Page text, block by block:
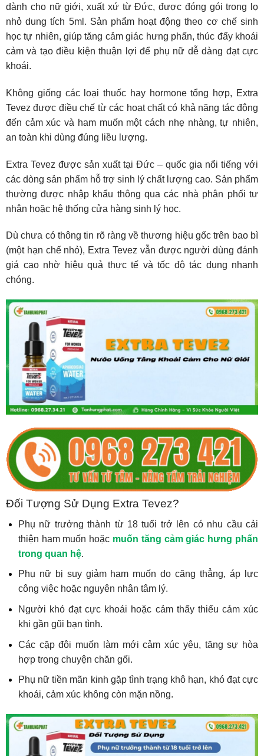
dành cho nữ giới, xuất xứ từ Đức, được đóng gói trong lọ
nhỏ dung tích 5ml. Sản phẩm hoạt động theo cơ chế sinh
học tự nhiên, giúp tăng cảm giác hưng phấn, thúc đẩy khoái
cảm và tạo điều kiện thuận lợi để phụ nữ dễ dàng đạt cực
khoái.
Không giống các loại thuốc hay hormone tổng hợp, Extra
Tevez được điều chế từ các hoạt chất có khả năng tác động
đến cảm xúc và ham muốn một cách nhẹ nhàng, tự nhiên,
an toàn khi dùng đúng liều lượng.
Extra Tevez được sản xuất tại Đức – quốc gia nổi tiếng với
các dòng sản phẩm hỗ trợ sinh lý chất lượng cao. Sản phẩm
thường được nhập khẩu thông qua các nhà phân phối tư
nhân hoặc hệ thống cửa hàng sinh lý học.
Dù chưa có thông tin rõ ràng về thương hiệu gốc trên bao bì
(một hạn chế nhỏ), Extra Tevez vẫn được người dùng đánh
giá cao nhờ hiệu quả thực tế và tốc độ tác dụng nhanh
chóng.
Đối Tượng Sử Dụng Extra Tevez?
Phụ nữ trưởng thành từ 18 tuổi trở lên có nhu cầu cải
thiện ham muốn hoặc muốn tăng cảm giác hưng phấn
trong quan hệ.
Phụ nữ bị suy giảm ham muốn do căng thẳng, áp lực
công việc hoặc nguyên nhân tâm lý.
Người khó đạt cực khoái hoặc cảm thấy thiếu cảm xúc
khi gần gũi bạn tình.
Các cặp đôi muốn làm mới cảm xúc yêu, tăng sự hòa
hợp trong chuyện chăn gối.
Phụ nữ tiền mãn kinh gặp tình trạng khô hạn, khó đạt cực
khoái, cảm xúc không còn mặn nồng.